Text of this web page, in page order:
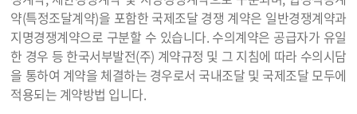
약(특정조달계약)을 포함한 국제조달 경쟁 계약은 일반경쟁계약과
지명경쟁계약으로 구분할 수 있습니다. 수의계약은 공급자가 유일
한 경우 등 한국서부발전(주) 계약규정 및 그 지침에 따라 수의시담
을 통하여 계약을 체결하는 경우로서 국내조달 및 국제조달 모두에
적용되는 계약방법 입니다.